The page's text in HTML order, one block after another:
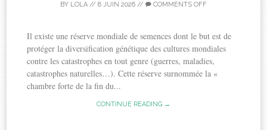
BY LOLA // 8 JUIN 2026 // COMMENTS OFF
Il existe une réserve mondiale de semences dont le but est de
protéger la diversification génétique des cultures mondiales
contre les catastrophes en tout genre (guerres, maladies,
catastrophes naturelles…). Cette réserve surnommée la «
chambre forte de la fin du...
CONTINUE READING →